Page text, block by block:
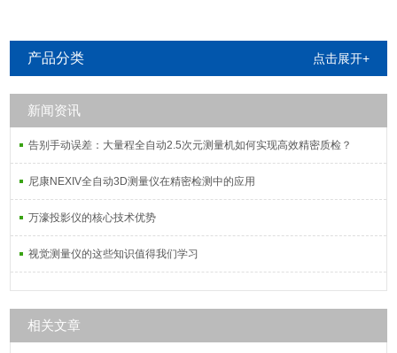
产品分类 点击展开+
新闻资讯
告别手动误差：大量程全自动2.5次元测量机如何实现高效精密质检？
尼康NEXIV全自动3D测量仪在精密检测中的应用
万濠投影仪的核心技术优势
视觉测量仪的这些知识值得我们学习
相关文章